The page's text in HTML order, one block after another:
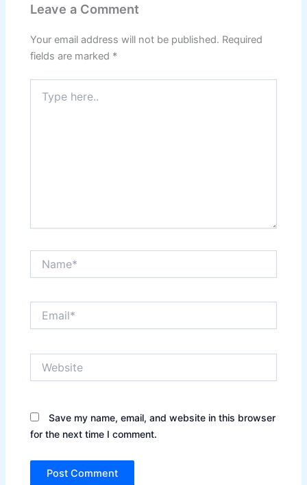
Leave a Comment
Your email address will not be published. Required
fields are marked *
here..
Save my name, email, and website in this browser
for the next time I comment.